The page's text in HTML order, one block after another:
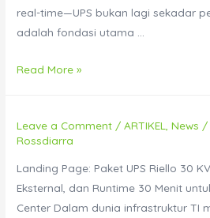
real-time—UPS bukan lagi sekadar
adalah fondasi utama …
Perbandingan
vs
Eaton
vs
APC
untuk
Read More »
Leave a Comment /ARTIKEL ,News /
Rossdiarra
Landing Page: Paket UPS Riello 30
Eksternal, dan Runtime 30 Menit
Center Dalam dunia infrastruktur TI